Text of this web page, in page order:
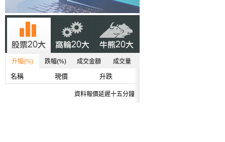
升幅(%) 跌幅(%) 成交金額 成交量
名稱 現價 升跌
資料報價延遲十五分鐘